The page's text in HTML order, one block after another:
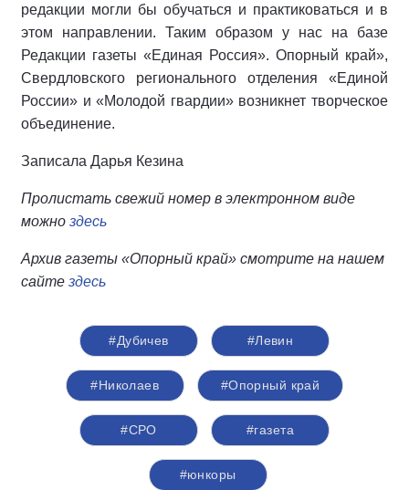
редакции могли бы обучаться и практиковаться и в
этом направлении. Таким образом у нас на базе
Редакции газеты «Единая Россия». Опорный край»,
Свердловского регио­нального отделения «Единой
России» и «Молодой гвардии» возникнет твор­ческое
объединение.
Записала Дарья Кезина
Пролистать свежий номер в электронном виде
можно здесь
Архив газеты «Опорный край» смотрите на нашем
сайте здесь
#Дубичев #Левин
#Николаев #Опорный край
#СРО #газета
#юнкоры